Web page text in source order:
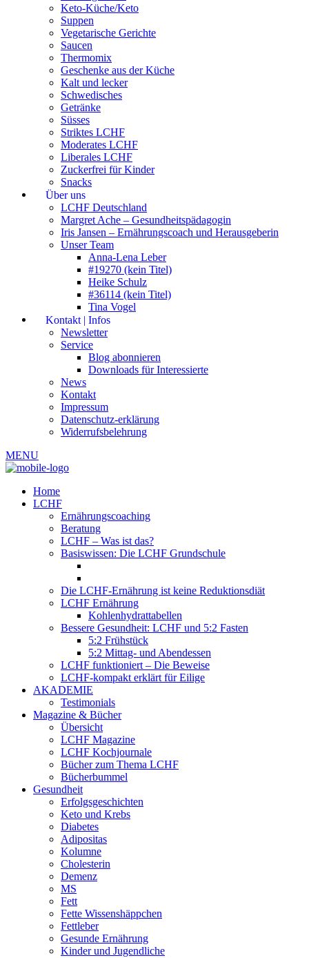
Keto-Küche/Keto
Suppen
Vegetarische Gerichte
Saucen
Thermomix
Geschenke aus der Küche
Kalt und lecker
Schwedisches
Getränke
Süsses
Striktes LCHF
Moderates LCHF
Liberales LCHF
Zuckerfrei für Kinder
Snacks
Über uns
LCHF Deutschland
Margret Ache – Gesundheitspädagogin
Iris Jansen – Ernährungscoach und Herausgeberin
Unser Team
Anna-Lena Leber
#19270 (kein Titel)
Heike Schulz
#36114 (kein Titel)
Tina Vogel
Kontakt | Infos
Newsletter
Service
Blog abonnieren
Downloads für Interessierte
News
Kontakt
Impressum
Datenschutz-erklärung
Widerrufsbelehrung
MENU
Home
LCHF
Ernährungscoaching
Beratung
LCHF – Was ist das?
Basiswissen: Die LCHF Grundschule
Die LCHF-Ernährung ist keine Reduktionsdiät
LCHF Ernährung
Kohlenhydrattabellen
Bessere Gesundheit: LCHF und 5:2 Fasten
5:2 Frühstück
5:2 Mittag- und Abendessen
LCHF funktioniert – Die Beweise
LCHF-kompakt erklärt für Eilige
AKADEMIE
Testimonials
Magazine & Bücher
Übersicht
LCHF Magazine
LCHF Kochjournale
Bücher zum Thema LCHF
Bücherbummel
Gesundheit
Erfolgsgeschichten
Keto und Krebs
Diabetes
Adipositas
Kolumne
Cholesterin
Demenz
MS
Fett
Fette Wissenshäppchen
Fettleber
Gesunde Ernährung
Kinder und Jugendliche